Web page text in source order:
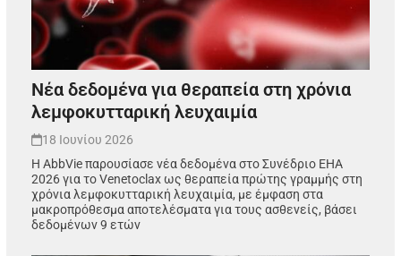
Νέα δεδομένα για θεραπεία στη χρόνια
λεμφοκυτταρική λευχαιμία
18 Ιουνίου 2026
Η AbbVie παρουσίασε νέα δεδομένα στο Συνέδριο EHA
2026 για το Venetoclax ως θεραπεία πρώτης γραμμής στη
χρόνια λεμφοκυτταρική λευχαιμία, με έμφαση στα
μακροπρόθεσμα αποτελέσματα για τους ασθενείς, βάσει
δεδομένων 9 ετών